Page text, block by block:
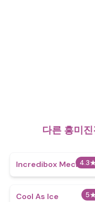
다른 흥미
4.3
Incredibox
5
Cool As Ice